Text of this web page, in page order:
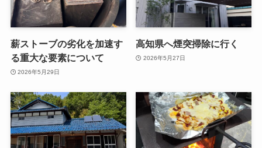
薪ストーブの劣化を加速す
る重大な要素について
2026年5月29日
高知県へ煙突掃除に行く
2026年5月27日